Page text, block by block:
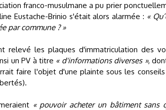
franco-musulmane a pu prier
Eustache-Brinio s'était alors alarmée : «
par commune ? »
relevé les plaques d'immatriculation des
un PV à titre « d'informations diverses »,
faire l'objet d'une plainte sous les
« pouvoir acheter un bâtiment sans